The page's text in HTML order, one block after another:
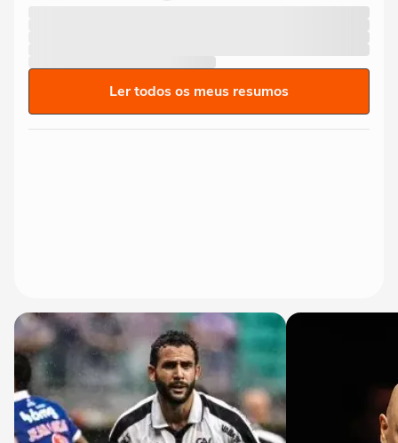
Ler todos os meus resumos